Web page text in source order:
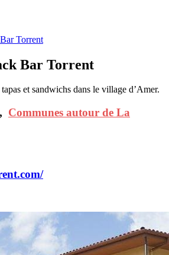
Torrent
Bar Torrent
et sandwichs dans le village d’Amer.
Communes autour de La